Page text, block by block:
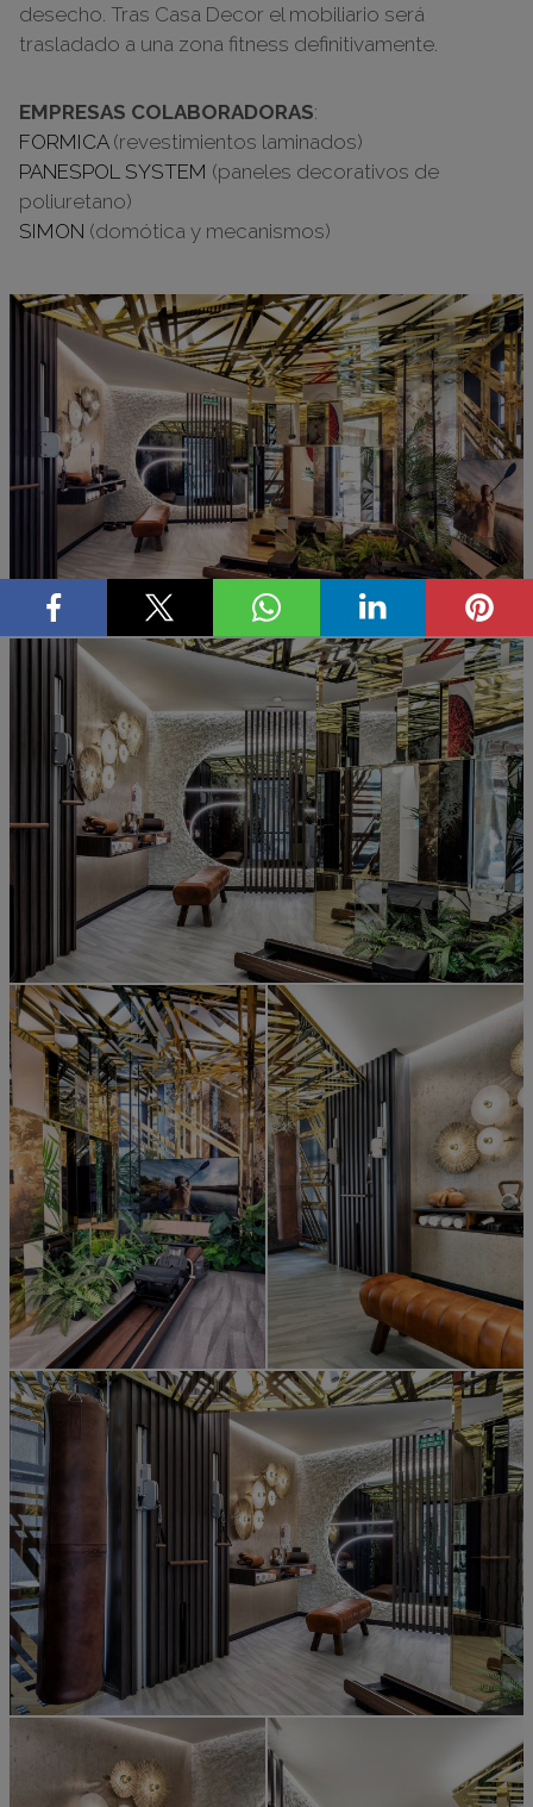
desecho. Tras Casa Decor el mobiliario será
trasladado a una zona fitness definitivamente.
EMPRESAS COLABORADORAS:
FORMICA(revestimientos laminados)
PANESPOL SYSTEM (paneles decorativos de
poliuretano)
SIMON (domótica y mecanismos)